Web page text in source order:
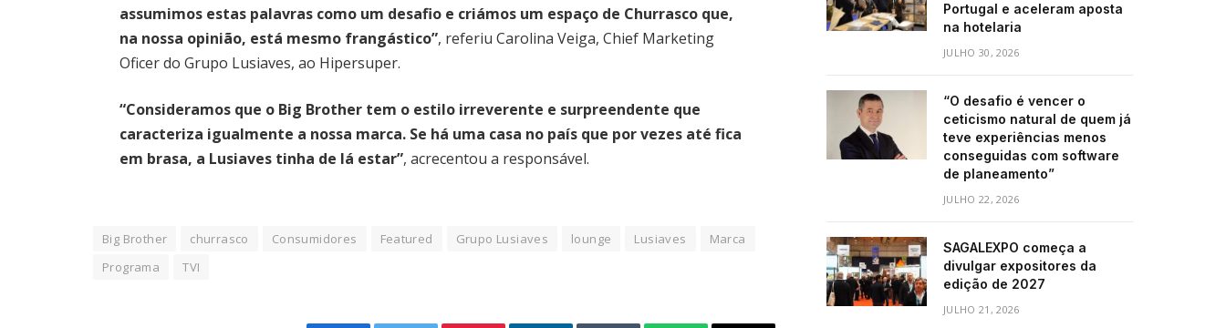
assumimos estas palavras como um desafio e criámos um espaço de Churrasco que,
na nossa opinião, está mesmo frangástico”, referiu Carolina Veiga, Chief Marketing
Oficer do Grupo Lusiaves, ao Hipersuper.
“Consideramos que o Big Brother tem o estilo irreverente e surpreendente que
caracteriza igualmente a nossa marca. Se há uma casa no país que por vezes até fica
em brasa, a Lusiaves tinha de lá estar”, acrecentou a responsável.
Big Brother churrasco Consumidores Featured Grupo Lusiaves lounge Lusiaves
Marca
Programa
TVI
Portugal e aceleram aposta
na hotelaria
JULHO 30, 2026
“O desafio é vencer o
ceticismo natural de quem já
teve experiências menos
conseguidas com software
de planeamento”
JULHO 22, 2026
SAGALEXPO começa a
divulgar expositores da
edição de 2027
JULHO 21, 2026